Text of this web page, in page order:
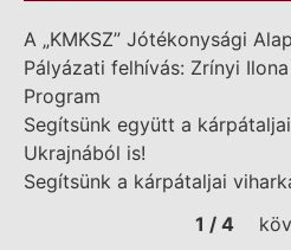
A „KMKSZ” Jótékonysági
Pályázati felhívás: Zrínyi
Program
Segítsünk együtt a
Ukrajnából is!
Segítsünk a kárpátaljai
1 / 4